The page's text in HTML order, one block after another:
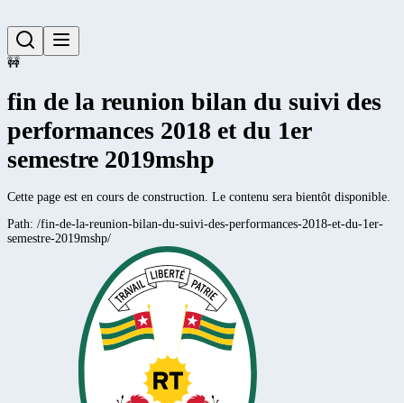
🚧
fin de la reunion bilan du suivi des
performances 2018 et du 1er
semestre 2019mshp
Cette page est en cours de construction. Le contenu sera bientôt disponible.
Path: /fin-de-la-reunion-bilan-du-suivi-des-performances-2018-et-du-1er-
semestre-2019mshp/